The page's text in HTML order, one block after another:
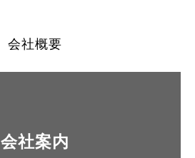
会社概要
会社案内